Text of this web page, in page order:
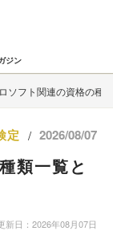
ジン
ソフト関連の資格の種
定 / 2026/08/07
類一覧と
新日：2026年08月07日